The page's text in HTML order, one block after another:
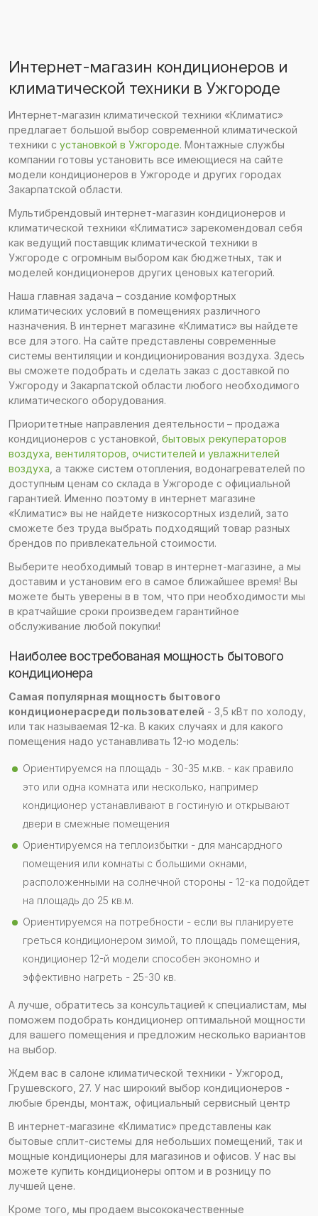
Интернет-магазин кондиционеров и
климатической техники в Ужгороде
Интернет-магазин климатической техники «Климатис»
предлагает большой выбор современной климатической
техники с установкой в Ужгороде. Монтажные службы
компании готовы установить все имеющиеся на сайте
модели кондиционеров в Ужгороде и других городах
Закарпатской области.
Мультибрендовый интернет-магазин кондиционеров и
климатической техники «Климатис» зарекомендовал себя
как ведущий поставщик климатической техники в
Ужгороде с огромным выбором как бюджетных, так и
моделей кондиционеров других ценовых категорий.
Наша главная задача – создание комфортных
климатических условий в помещениях различного
назначения. В интернет магазине «Климатис» вы найдете
все для этого. На сайте представлены современные
системы вентиляции и кондиционирования воздуха. Здесь
вы сможете подобрать и сделать заказ с доставкой по
Ужгороду и Закарпатской области любого необходимого
климатического оборудования.
Приоритетные направления деятельности – продажа
кондиционеров с установкой, бытовых рекуператоров
воздуха вентиляторов очистителей и увлажнителей
воздуха , а также систем отопления, водонагревателей по
доступным ценам со склада в Ужгороде с официальной
гарантией. Именно поэтому в интернет магазине
«Климатис» вы не найдете низкосортных изделий, зато
сможете без труда выбрать подходящий товар разных
брендов по привлекательной стоимости.
Выберите необходимый товар в интернет-магазине, а мы
доставим и установим его в самое ближайшее время! Вы
можете быть уверены в в том, что при необходимости мы
в кратчайшие сроки произведем гарантийное
обслуживание любой покупки!
Наиболее востребованая мощность бытового
кондиционера
Самая популярная мощность бытового
кондиционерасреди пользователей - 3,5 кВт по холоду,
или так называемая 12-ка. В каких случаях и для какого
помещения надо устанавливать 12-ю модель:
Ориентируемся на площадь - 30-35 м.кв. - как правило
это или одна комната или несколько, например
кондиционер устанавливают в гостиную и открывают
двери в смежные помещения
Ориентируемся на теплоизбытки - для мансардного
помещения или комнаты с большими окнами,
расположенными на солнечной стороны - 12-ка подойдет
на площадь до 25 кв.м.
Ориентируемся на потребности - если вы планируете
греться кондиционером зимой, то площадь помещения,
кондиционер 12-й модели способен экономно и
эффективно нагреть - 25-30 кв.
А лучше, обратитесь за консультацией к специалистам, мы
поможем подобрать кондиционер оптимальной мощности
для вашего помещения и предложим несколько вариантов
на выбор.
Ждем вас в салоне климатической техники - Ужгород,
Грушевского, 27. У нас широкий выбор кондиционеров -
любые бренды, монтаж, официальный сервисный центр
В интернет-магазине «Климатис» представлены как
бытовые сплит-системы для небольших помещений, так и
мощные кондиционеры для магазинов и офисов. У нас вы
можете купить кондиционеры оптом и в розницу по
лучшей цене.
Кроме того, мы продаем высококачественные